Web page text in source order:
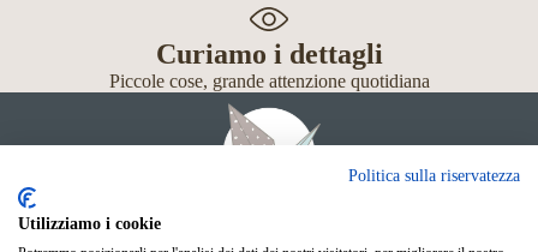
Curiamo i dettagli
Piccole cose, grande attenzione quotidiana
Politica sulla riservatezza
Utilizziamo i cookie